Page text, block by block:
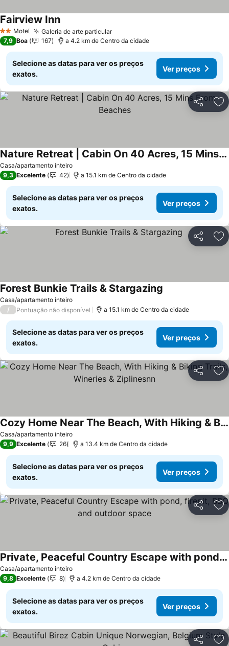
2 Estrelas
Motel Galeria de arte particularVer preços
Fairview InnVer preços
7,9 Boa 167 a 4.2 km de Centro da cidade
Selecione as datas para ver os preços
exatos.
Ver preços
Partilhar
Casa/apartamento inteiro
Nature Retreat | Cabin On 40 Acres, 15 Mins From Beaches
Ver preços
9,3 Excelente 42 a 15.1 km de Centro da cidade
Selecione as datas para ver os preços
exatos.
Ver preços
Partilhar
Casa/apartamento inteiro
Forest Bunkie Trails & Stargazing
/ Pontuação não disponível a 15.1 km de Centro da cidade
Selecione as datas para ver os preços
exatos.
Ver preços
Partilhar
Casa/apartamento inteiro
Cozy Home Near The Beach, With Hiking & Biking Trails, Wineries & Ziplinesnn
Ver preços
9,9 Excelente 26 a 13.4 km de Centro da cidade
Selecione as datas para ver os preços
exatos.
Ver preços
Partilhar
Casa/apartamento inteiro
Private, Peaceful Country Escape with pond, firepit, BBQ and outdoor space
Ver preços
9,8 Excelente 8 a 4.2 km de Centro da cidade
Selecione as datas para ver os preços
exatos.
Ver preços
Partilhar